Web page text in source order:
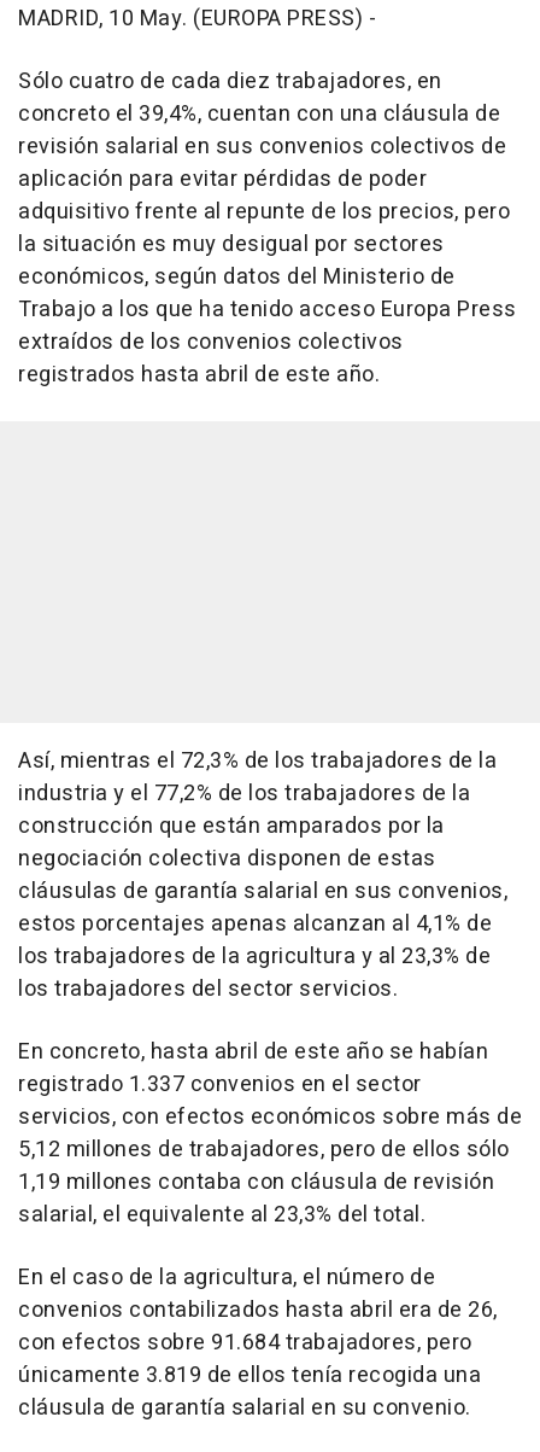
MADRID, 10 May. (EUROPA PRESS) -
Sólo cuatro de cada diez trabajadores, en
concreto el 39,4%, cuentan con una cláusula de
revisión salarial en sus convenios colectivos de
aplicación para evitar pérdidas de poder
adquisitivo frente al repunte de los precios, pero
la situación es muy desigual por sectores
económicos, según datos del Ministerio de
Trabajo a los que ha tenido acceso Europa Press
extraídos de los convenios colectivos
registrados hasta abril de este año.
Así, mientras el 72,3% de los trabajadores de la
industria y el 77,2% de los trabajadores de la
construcción que están amparados por la
negociación colectiva disponen de estas
cláusulas de garantía salarial en sus convenios,
estos porcentajes apenas alcanzan al 4,1% de
los trabajadores de la agricultura y al 23,3% de
los trabajadores del sector servicios.
En concreto, hasta abril de este año se habían
registrado 1.337 convenios en el sector
servicios, con efectos económicos sobre más de
5,12 millones de trabajadores, pero de ellos sólo
1,19 millones contaba con cláusula de revisión
salarial, el equivalente al 23,3% del total.
En el caso de la agricultura, el número de
convenios contabilizados hasta abril era de 26,
con efectos sobre 91.684 trabajadores, pero
únicamente 3.819 de ellos tenía recogida una
cláusula de garantía salarial en su convenio.